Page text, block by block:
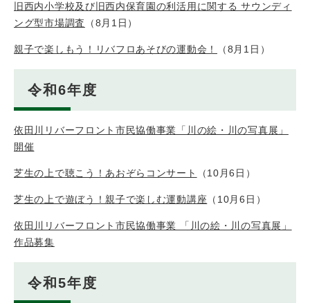
旧西内小学校及び旧西内保育園の利活用に関する サウンディ
ング型市場調査
（8月1日）
親子で楽しもう！リバフロあそびの運動会！ （8月1日）
令和6年度
依田川リバーフロント市民協働事業「川の絵・川の写真展」
開催
芝生の上で聴こう！あおぞらコンサート （10月6日）
芝生の上で遊ぼう！親子で楽しむ運動講座 （10月6日）
依田川リバーフロント市民協働事業 「川の絵・川の写真展」
作品募集
令和5年度